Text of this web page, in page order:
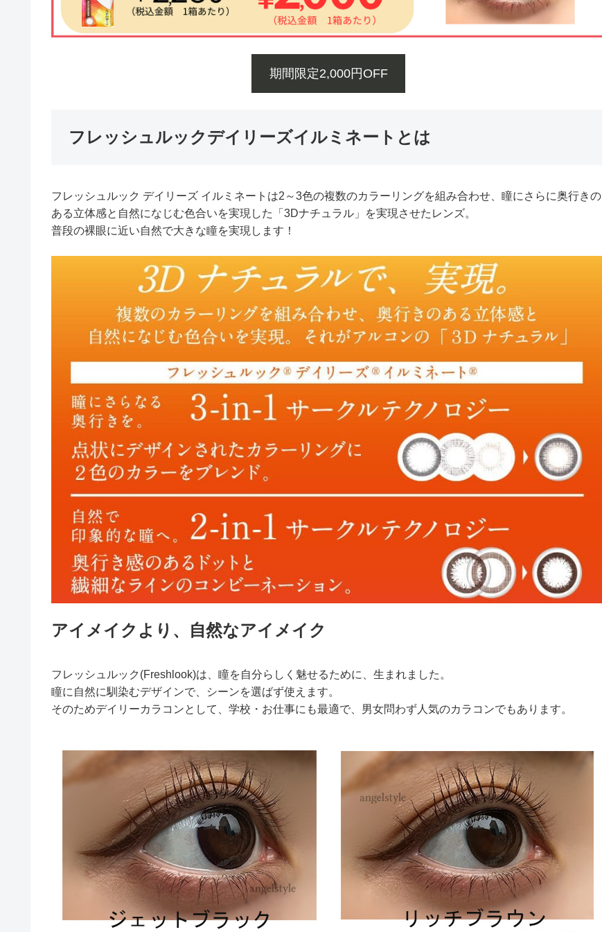
期間限定2,000円OFF
フレッシュルックデイリーズイルミネートとは
フレッシュルック デイリーズ イルミネートは2～3色の複数のカラーリングを組み合わせ、瞳にさらに奥行きの
ある立体感と自然になじむ色合いを実現した「3Dナチュラル」を実現させたレンズ。
普段の裸眼に近い自然で大きな瞳を実現します！
アイメイクより、自然なアイメイク
フレッシュルック(Freshlook)は、瞳を自分らしく魅せるために、生まれました。
瞳に自然に馴染むデザインで、シーンを選ばず使えます。
そのためデイリーカラコンとして、学校・お仕事にも最適で、男女問わず人気のカラコンでもあります。